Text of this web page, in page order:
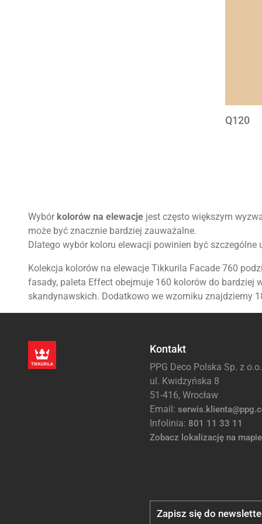
Q120
Wybór kolorów na elewacje jest często większym
może być znacznie bardziej zauważalne.
Dlatego wybór koloru elewacji powinien być
Kolekcja kolorów na elewacje Tikkurila Facade 760
fasady, paleta Effect obejmuje 160 kolorów do bardziej
skandynawskich. Dodatkowo we wzorniku znajdziemy
Kontakt
PPG Deco Polska Sp. z o.o.
ul. Kwidzyńska 8
51-416, Wrocław
Email:
Infolinia: 801 11 33 11
Zobacz lokalizację na mapie
Zapisz się do